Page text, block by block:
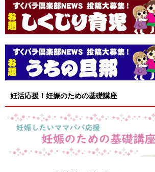
妊活応援！妊娠のための基礎講座